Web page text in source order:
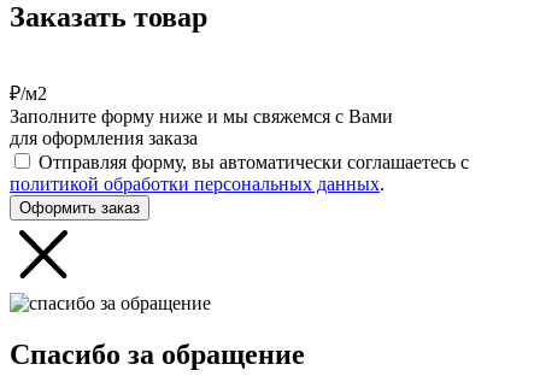
Заказать товар
₽/м2
Заполните форму ниже и мы свяжемся с Вами
для оформления заказа
Отправляя форму, вы автоматически соглашаетесь с
политикой обработки персональных данных.
Оформить заказ
Спасибо за обращение